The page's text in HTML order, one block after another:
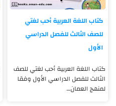
كتاب اللغة العربية أحب لغتي
للصف الثالث للفصل الدراسي
الأول
كتاب اللغة العربية أحب لغتي للصف
الثالث للفصل الدراسي الأول وفقا
لمنهج العمان…